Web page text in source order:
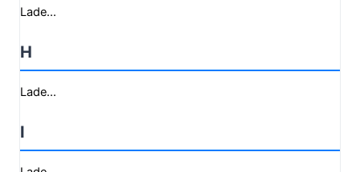
Lade...
H
Lade...
I